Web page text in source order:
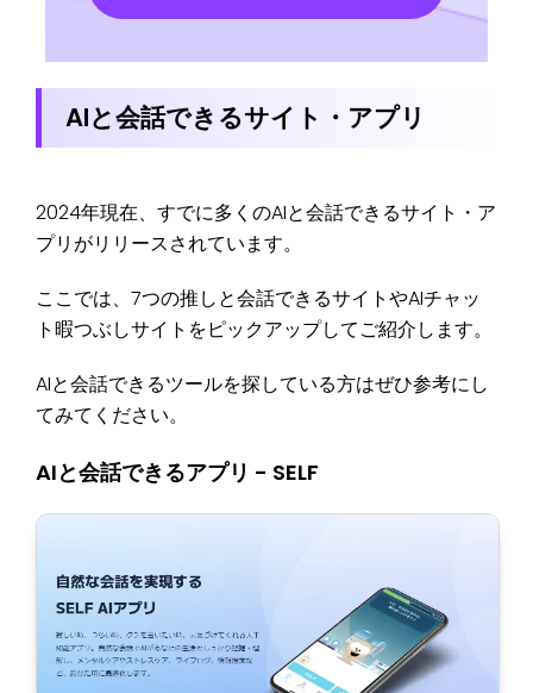
AIと会話できるサイト・アプリ
2024年現在、すでに多くのAIと会話できるサイト・ア
プリがリリースされています。
ここでは、7つの推しと会話できるサイトやAIチャッ
ト暇つぶしサイトをピックアップしてご紹介します。
AIと会話できるツールを探している方はぜひ参考にし
てみてください。
AIと会話できるアプリ - SELF